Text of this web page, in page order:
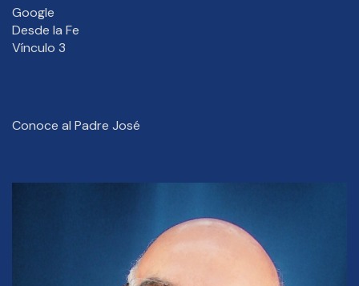
Google
Desde la Fe
Vínculo 3
Conoce al Padre José